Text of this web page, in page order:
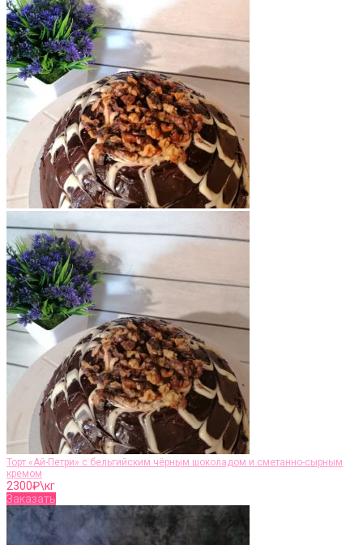
Торт «Ай-Петри» с бельгийским чёрным шоколадом и сметанно-сырным
кремом
2300₽\кг
Заказать